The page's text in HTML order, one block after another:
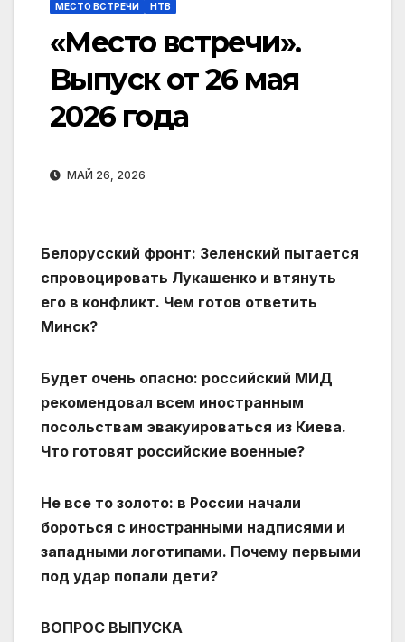
МЕСТО ВСТРЕЧИ НТВ
«Место встречи».
Выпуск от 26 мая
2026 года
МАЙ 26, 2026
Белорусский фронт: Зеленский пытается
спровоцировать Лукашенко и втянуть
его в конфликт. Чем готов ответить
Минск?
Будет очень опасно: российский МИД
рекомендовал всем иностранным
посольствам эвакуироваться из Киева.
Что готовят российские военные?
Не все то золото: в России начали
бороться с иностранными надписями и
западными логотипами. Почему первыми
под удар попали дети?
ВОПРОС ВЫПУСКА